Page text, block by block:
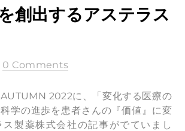
創出するアステラス
0 Comments
2022に、「変化する医療の
学の進歩を患者さんの『価値』に変
ス製薬株式会社の記事がでていまし